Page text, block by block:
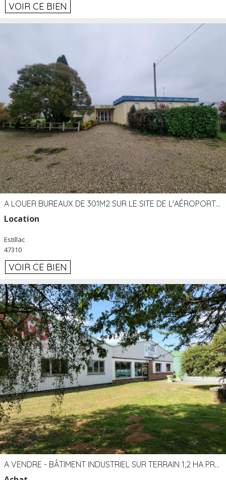
VOIR CE BIEN
A LOUER BUREAUX DE 301M2 SUR LE SITE DE L'AÉROPORT AGEN LA GARENNE
Location
Estillac
47310
VOIR CE BIEN
A VENDRE - BÂTIMENT INDUSTRIEL SUR TERRAIN 1,2 HA PROCHE ÉCHANGEUR A10 - SOUDAN (79)